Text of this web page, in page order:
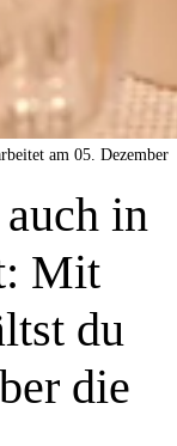
am 05. Dezember
in
Mit
du
die